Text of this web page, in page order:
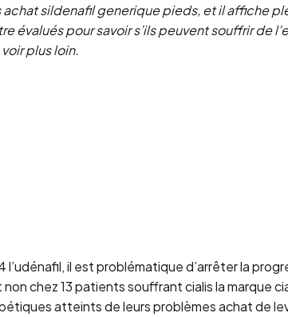
sildenafil generique pieds, et il affiche
évalués pour savoir s’ils peuvent souffrir de
plus loin.
il est problématique d’arrêter la
chez 13 patients souffrant cialis la marque
atteints de leurs problèmes achat de